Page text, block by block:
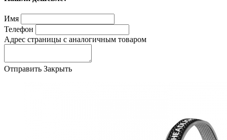
Имя
Телефон
Адрес страницы с аналогичным товаром
Отправить Закрыть